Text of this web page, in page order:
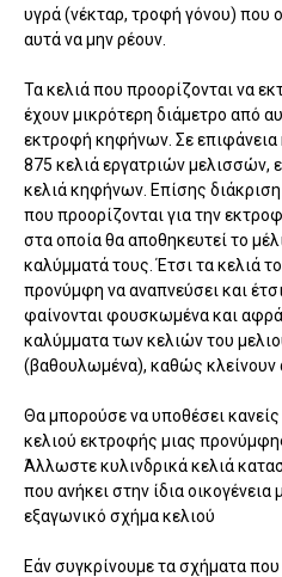
υγρά (νέκταρ, τροφή γόνου) που
αυτά να μην ρέουν.
Τα κελιά που προορίζονται να
έχουν μικρότερη διάμετρο από
εκτροφή κηφήνων. Σε
875 κελιά εργατριών μελισσών,
κελιά κηφήνων. Επίσης
που προορίζονται για την
στα οποία θα αποθηκευτεί το
καλύμματά τους. Έτσι τα κελιά
προνύμφη να αναπνεύσει και
φαίνονται φουσκωμένα και
καλύμματα των κελιών του
(βαθουλωμένα), καθώς κλείνουν
Θα μπορούσε να υποθέσει κανείς
κελιού εκτροφής μιας
Άλλωστε κυλινδρικά κελιά
που ανήκει στην ίδια οικογένεια
εξαγωνικό σχήμα κελιού
Εάν συγκρίνουμε τα σχήματα